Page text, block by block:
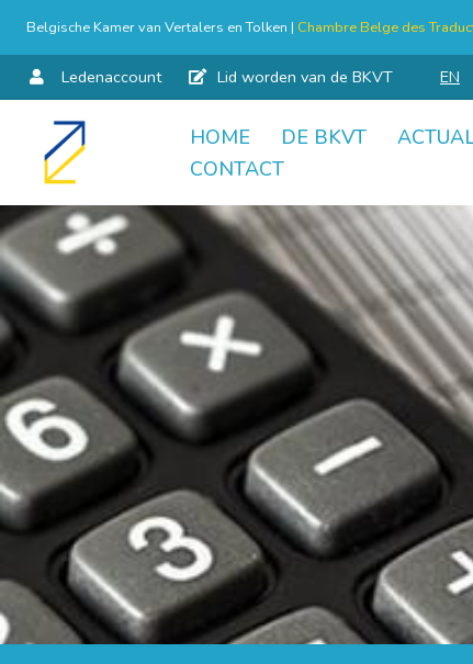
Belgische Kamer van Vertalers en Tolken | Chambre Belge des
Ledenaccount Lid worden van de BKVT EN
Skip
content
HOME DE BKVT
CONTACT